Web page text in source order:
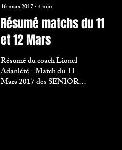
16 mars 2017∙4min
Résumé matchs du 11
et 12 Mars
Résumé du coach Lionel
Adanlété - Match du 11
Mars 2017 des SENIORS